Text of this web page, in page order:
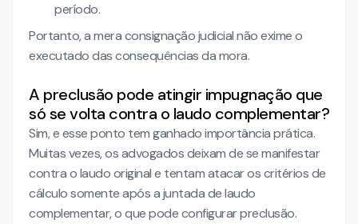
período.
Portanto, a mera consignação judicial não exime o
executado das consequências da mora.
A preclusão pode atingir impugnação que
só se volta contra o laudo complementar?
Sim, e esse ponto tem ganhado importância prática.
Muitas vezes, os advogados deixam de se manifestar
contra o laudo original e tentam atacar os critérios de
cálculo somente após a juntada de laudo
complementar, o que pode configurar preclusão.